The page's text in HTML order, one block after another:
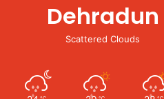
Dehradun
Scattered Clouds